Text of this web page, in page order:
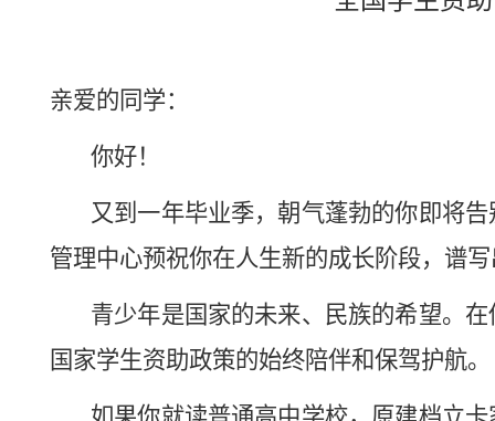
亲爱的同学：
你好！
又到一年毕业季，朝气蓬勃的你即将
管理中心预祝你在人生新的成长阶段， 谱写
青少年是国家的未来、民族的希望。
国家学生资助政策的始终陪伴和保驾护航。